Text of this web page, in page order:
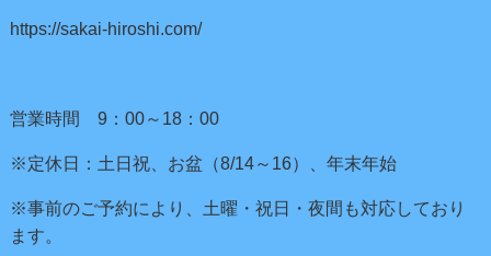
https://sakai-hiroshi.com/
営業時間 9：00～18：00
※定休日：土日祝、お盆（8/14～16）、年末年始
※事前のご予約により、土曜・祝日・夜間も対応しており
ます。